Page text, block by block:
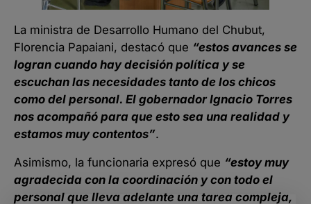
La ministra de Desarrollo Humano del Chubut,
Florencia Papaiani, destacó que “estos avances se
logran cuando hay decisión política y se
escuchan las necesidades tanto de los chicos
como del personal. El gobernador Ignacio Torres
nos acompañó para que esto sea una realidad y
estamos muy contentos”.
Asimismo, la funcionaria expresó que “estoy muy
agradecida con la coordinación y con todo el
personal que lleva adelante una tarea compleja,